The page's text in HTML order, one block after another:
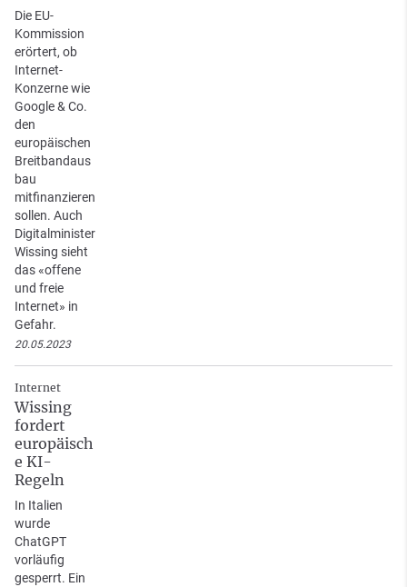
Die EU-
Kommission
erörtert, ob
Internet-
Konzerne wie
Google & Co.
den
europäischen
Breitbandaus
bau
mitfinanzieren
sollen. Auch
Digitalminister
Wissing sieht
das «offene
und freie
Internet» in
Gefahr.
20.05.2023
Internet
Wissing
fordert
europäisch
e KI-
Regeln
In Italien
wurde
ChatGPT
vorläufig
gesperrt. Ein